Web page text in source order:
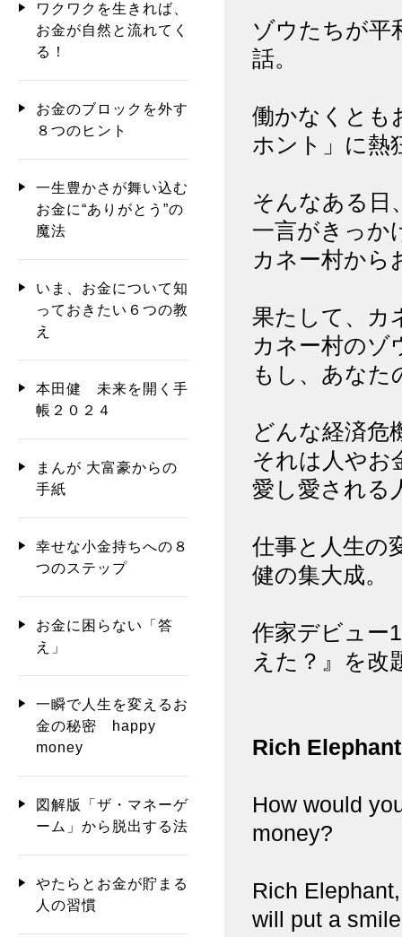
ゾウたちが平
話。
働かなくとも
ホント」に熱
そんなある日
一言がきっか
カネー村から
果たして、カ
カネー村のゾ
もし、あなた
どんな経済危
それは人やお
愛し愛される
仕事と人生の
健の集大成。
作家デビュー
えた？』を改
Rich
How would
money?
Rich
will put a
ワクワクを生きれば、
お金が自然と流れてく
る！
お金のブロックを外す
８つのヒント
一生豊かさが舞い込む
お金に“ありがとう”の
魔法
いま、お金について知
っておきたい６つの教
え
本田健 未来を開く手
帳２０２４
まんが 大富豪からの
手紙
幸せな小金持ちへの８
つのステップ
お金に困らない「答
え」
一瞬で人生を変えるお
金の秘密 happy
money
図解版「ザ・マネーゲ
ーム」から脱出する法
やたらとお金が貯まる
人の習慣